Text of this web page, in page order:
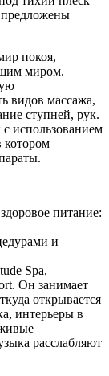
предложены
покоя,
миром.
видов массажа,
ступней, рук.
использованием
котором
питание:
и
Spa,
Он занимает
открывается
интерьеры в
расслабляют